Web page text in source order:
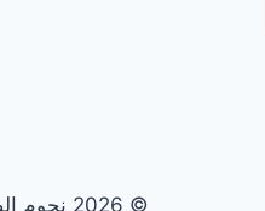
© 2026 نجوم الصيانة |0567414083